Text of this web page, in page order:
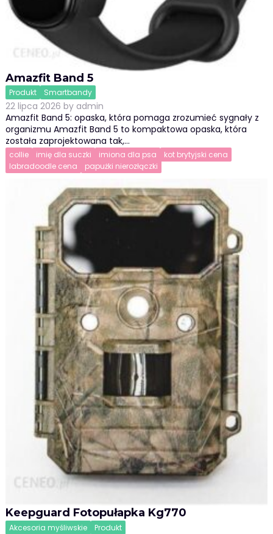
Amazfit Band 5
Produkt Smartbandy
22 lipca 2026 by admin
Amazfit Band 5: opaska, która pomaga zrozumieć sygnały z
organizmu Amazfit Band 5 to kompaktowa opaska, która
została zaprojektowana tak,…
collie imię dla suczki imiona dla psa
kot brytyjski cena
labradoodle cena
papużki nierozłączki
Keepguard Fotopułapka Kg770
Akcesoria myśliwskie Produkt